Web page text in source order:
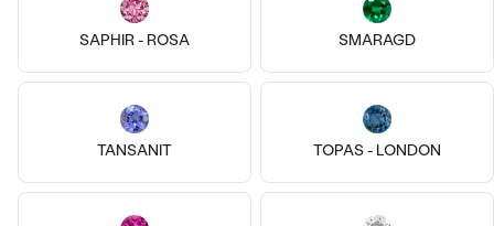
SAPHIR - ROSA SMARAGD
TANSANIT TOPAS - LONDON
Vergoldetes Silber - gelb, Ohne
14 Karat Roségold, Moissanit
von € 509